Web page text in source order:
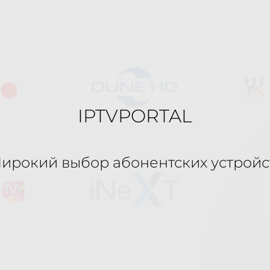
IPTVPORTAL
выбор абонентских